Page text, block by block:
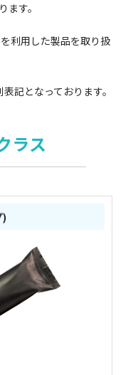
す。
を利用した製品を取り扱
記となっております。
ラス
)